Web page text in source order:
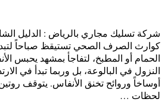
شركة تسليك مجاري بالرياض : الدليل
كوارث الصرف الصحي تستيقظ صباحاً لتبدأ
الحمام أو المطبخ، لتفاجأ بمشهد يحبس
النزول في البالوعة، بل وربما تبدأ في
أوساخاً وروائح تخنق الأنفاس. يتوقف
لحظات …